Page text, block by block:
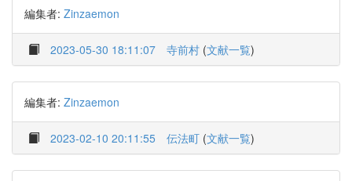
編集者: Zinzaemon
2023-05-30 18:11:07 寺前村 (文献一覧)
編集者: Zinzaemon
2023-02-10 20:11:55 伝法町 (文献一覧)